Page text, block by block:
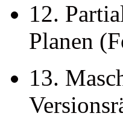
12.
Planen
13.